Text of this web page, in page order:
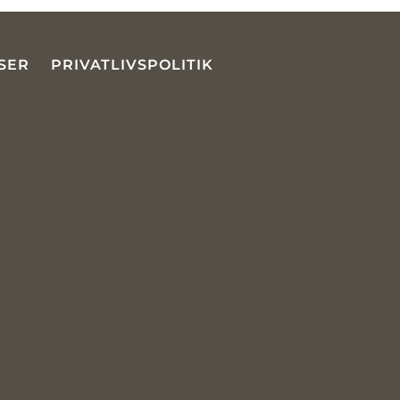
PRIVATLIVSPOLITIK